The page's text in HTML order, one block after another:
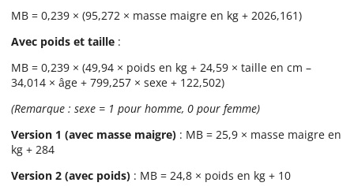
MB = 0,239 × (95,272 × masse maigre en kg + 2026,161)
Avec poids et taille :
MB = 0,239 × (49,94 × poids en kg + 24,59 × taille en cm –
34,014 × âge + 799,257 × sexe + 122,502)
(Remarque : sexe = 1 pour homme, 0 pour femme)
Version 1 (avec masse maigre) : MB = 25,9 × masse maigre en
kg + 284
Version 2 (avec poids) : MB = 24,8 × poids en kg + 10